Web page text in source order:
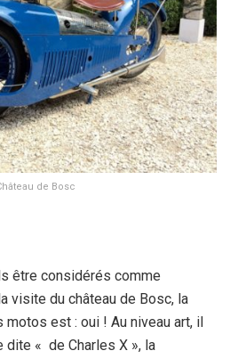
de Bosc
être considérés comme
visite du château de Bosc, la
est : oui ! Au niveau art, il
dite « de Charles X », la